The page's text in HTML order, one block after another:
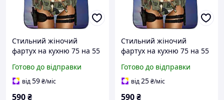
Стильний жіночий
фартух на кухню 75 на 55
Готово до відправки
від59₴/міс
590₴
Стильний жіночий
фартух на кухню 75 на 55
Готово до відправки
від25₴/міс
590₴